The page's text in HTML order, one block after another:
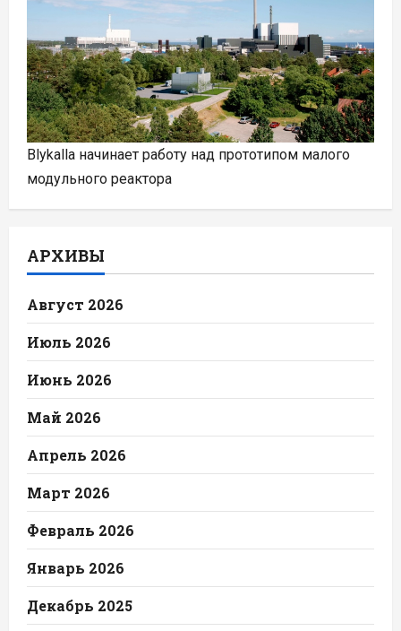
Blykalla начинает работу над прототипом малого
модульного реактора
АРХИВЫ
Август 2026
Июль 2026
Июнь 2026
Май 2026
Апрель 2026
Март 2026
Февраль 2026
Январь 2026
Декабрь 2025